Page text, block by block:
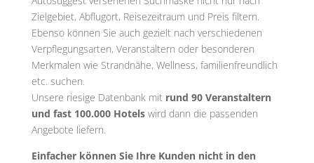
Zielgebiet, Abflugort, Reisezeitraum und Preis filtern.
Ebenso können Sie auch gezielt nach verschiedenen
Verpflegungsarten, Veranstaltern oder besonderen
Merkmalen wie Strandnähe, Wellness, familienfreundlich
etc. suchen.
Unsere riesige Datenbank mit rund 90 Veranstaltern
und fast 100.000 Hotelswird dann die passenden
Angebote liefern.
Einfacher können Sie Ihre Kunden nicht in den